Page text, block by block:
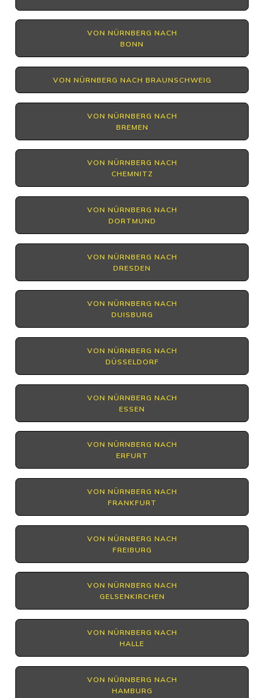
VON NÜRNBERG NACH
BONN
VON NÜRNBERG NACH BRAUNSCHWEIG
VON NÜRNBERG NACH
BREMEN
VON NÜRNBERG NACH
CHEMNITZ
VON NÜRNBERG NACH
DORTMUND
VON NÜRNBERG NACH
DRESDEN
VON NÜRNBERG NACH
DUISBURG
VON NÜRNBERG NACH
DÜSSELDORF
VON NÜRNBERG NACH
ESSEN
VON NÜRNBERG NACH
ERFURT
VON NÜRNBERG NACH
FRANKFURT
VON NÜRNBERG NACH
FREIBURG
VON NÜRNBERG NACH
GELSENKIRCHEN
VON NÜRNBERG NACH
HALLE
VON NÜRNBERG NACH
HAMBURG